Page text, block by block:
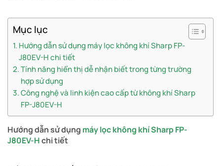
Mục lục
Hướng dẫn sử dụng máy lọc không khí Sharp FP-
J80EV-H chi tiết
Tính năng hiển thị dễ nhận biết trong từng trường
hợp sử dụng
Công nghệ và linh kiện cao cấp từ không khí Sharp
FP-J80EV-H
Hướng dẫn sử dụng máy lọc không khí Sharp FP-
J80EV-Hchi tiết